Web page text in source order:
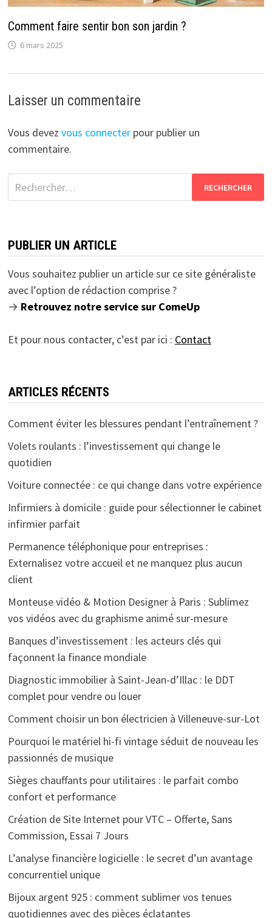
Comment faire sentir bon son jardin ?
6 mars 2025
Laisser un commentaire
Vous devez vous connecterpour publier un
commentaire.
Rechercher :
PUBLIER UN ARTICLE
Vous souhaitez publier un article sur ce site généraliste
avec l’option de rédaction comprise ?
→ Retrouvez notre service sur ComeUp
Et pour nous contacter, c’est par ici : Contact
ARTICLES RÉCENTS
Comment éviter les blessures pendant l’entraînement ?
Volets roulants : l’investissement qui change le
quotidien
Voiture connectée : ce qui change dans votre expérience
Infirmiers à domicile : guide pour sélectionner le cabinet
infirmier parfait
Permanence téléphonique pour entreprises :
Externalisez votre accueil et ne manquez plus aucun
client
Monteuse vidéo & Motion Designer à Paris : Sublimez
vos vidéos avec du graphisme animé sur-mesure
Banques d’investissement : les acteurs clés qui
façonnent la finance mondiale
Diagnostic immobilier à Saint-Jean-d’Illac : le DDT
complet pour vendre ou louer
Comment choisir un bon électricien à Villeneuve-sur-Lot
Pourquoi le matériel hi-fi vintage séduit de nouveau les
passionnés de musique
Sièges chauffants pour utilitaires : le parfait combo
confort et performance
Création de Site Internet pour VTC – Offerte, Sans
Commission, Essai 7 Jours
L’analyse financière logicielle : le secret d’un avantage
concurrentiel unique
Bijoux argent 925 : comment sublimer vos tenues
quotidiennes avec des pièces éclatantes